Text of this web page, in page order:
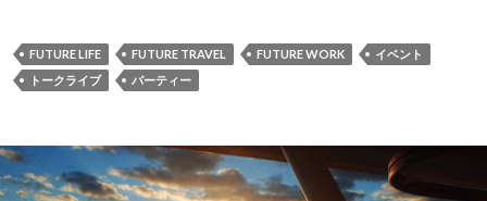
FUTURE LIFE FUTURE TRAVEL FUTURE WORK
イベント
トークライブ
パーティー